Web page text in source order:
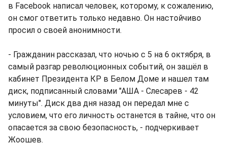
в Facebook написал человек, которому, к сожалению,
он смог ответить только недавно. Он настойчиво
просил о своей анонимности.
- Гражданин рассказал, что ночью с 5 на 6 октября, в
самый разгар революционных событий, он зашёл в
кабинет Президента КР в Белом Доме и нашел там
диск, подписанный словами "АША - Слесарев - 42
минуты". Диск два дня назад он передал мне с
условием, что его личность останется в тайне, что он
опасается за свою безопасность, - подчеркивает
Жоошев.